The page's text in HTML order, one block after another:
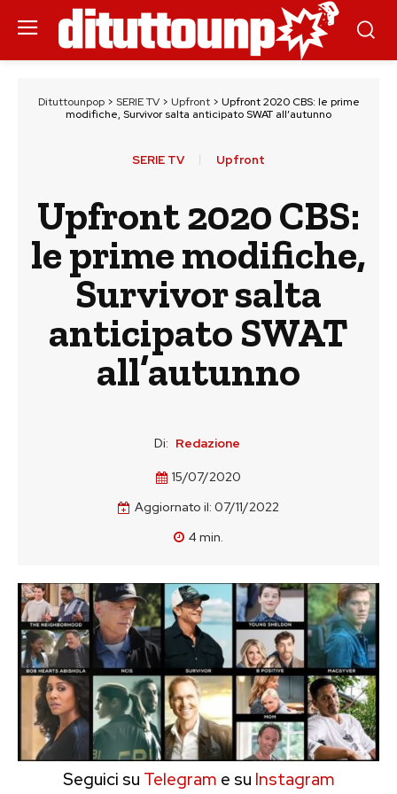
Dituttounpop> SERIE TV> Upfront> Upfront 2020 CBS: le prime
modifiche, Survivor salta anticipato SWAT all’autunno
SERIE TV Upfront
Upfront 2020 CBS:
le prime modifiche,
Survivor salta
anticipato SWAT
all’autunno
Di: Redazione
15/07/2020
Aggiornato il: 07/11/2022
4min.
Seguici su Telegram e su Instagram